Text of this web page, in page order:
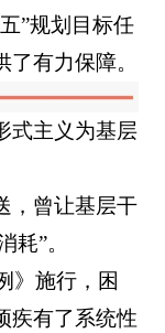
”规划目标任
有力保障。
式主义为基层
，曾让基层干
耗”。
》施行，困
疾有了系统性